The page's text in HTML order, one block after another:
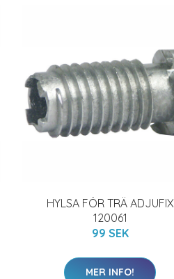
HYLSA FÖR TRÄ ADJUFIX
120061
99 SEK
MER INFO!